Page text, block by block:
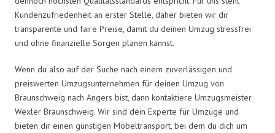
Kundenzufriedenheit an erster Stelle, daher bieten wir dir
transparente und faire Preise, damit du deinen Umzug stressfrei
und ohne finanzielle Sorgen planen kannst.
Wenn du also auf der Suche nach einem zuverlässigen und
preiswerten Umzugsunternehmen für deinen Umzug von
Braunschweig nach Angers bist, dann kontaktiere Umzugsmeister
Wexler Braunschweig. Wir sind dein Experte für Umzüge und
bieten dir einen günstigen Möbeltransport, bei dem du dich um